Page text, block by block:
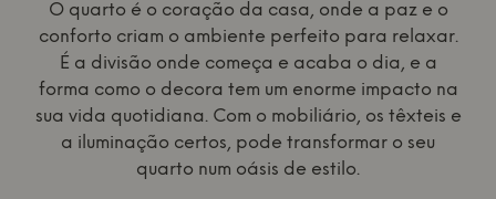
O quarto é o coração da casa, onde a paz e o
conforto criam o ambiente perfeito para relaxar.
É a divisão onde começa e acaba o dia, e a
forma como o decora tem um enorme impacto na
sua vida quotidiana. Com o mobiliário, os têxteis e
a iluminação certos, pode transformar o seu
quarto num oásis de estilo.